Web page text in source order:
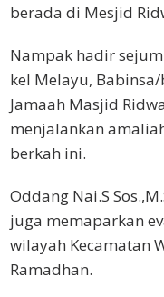
berada di Mesjid
Nampak hadir
kel Melayu,
Jamaah Masjid
menjalankan
berkah ini.
Oddang Nai.S
juga memaparkan
wilayah Kecamatan
Ramadhan.